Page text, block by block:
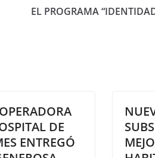
EL PROGRAMA
DE
ENTREGÓ